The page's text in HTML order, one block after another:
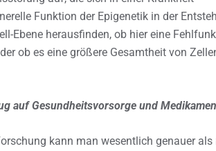
Funktion der Epigenetik in der
Ebene herausfinden, ob hier eine
ob es eine größere Gesamtheit von
auf Gesundheitsvorsorge und
kann man wesentlich genauer als